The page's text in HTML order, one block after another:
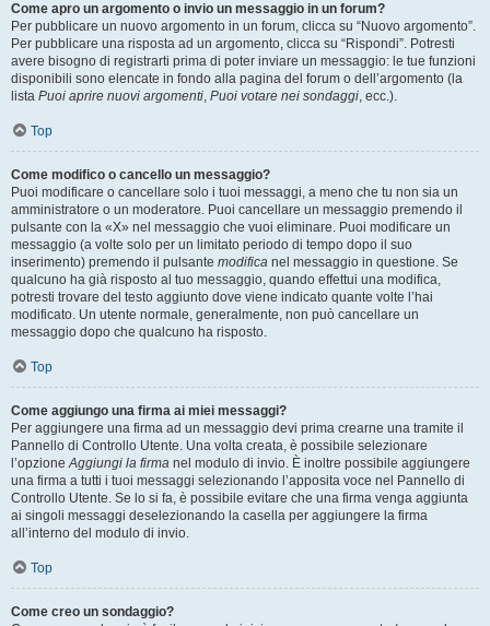
Come apro un argomento o invio un messaggio in un forum?
Per pubblicare un nuovo argomento in un forum, clicca su “Nuovo argomento”.
Per pubblicare una risposta ad un argomento, clicca su “Rispondi”. Potresti
avere bisogno di registrarti prima di poter inviare un messaggio: le tue funzioni
disponibili sono elencate in fondo alla pagina del forum o dell’argomento (la
lista Puoi aprire nuovi argomenti, Puoi votare nei sondaggi, ecc.).
Top
Come modifico o cancello un messaggio?
Puoi modificare o cancellare solo i tuoi messaggi, a meno che tu non sia un
amministratore o un moderatore. Puoi cancellare un messaggio premendo il
pulsante con la «X» nel messaggio che vuoi eliminare. Puoi modificare un
messaggio (a volte solo per un limitato periodo di tempo dopo il suo
inserimento) premendo il pulsante modifica nel messaggio in questione. Se
qualcuno ha già risposto al tuo messaggio, quando effettui una modifica,
potresti trovare del testo aggiunto dove viene indicato quante volte l’hai
modificato. Un utente normale, generalmente, non può cancellare un
messaggio dopo che qualcuno ha risposto.
Top
Come aggiungo una firma ai miei messaggi?
Per aggiungere una firma ad un messaggio devi prima crearne una tramite il
Pannello di Controllo Utente. Una volta creata, è possibile selezionare
l’opzioneAggiungi la firma nel modulo di invio. È inoltre possibile aggiungere
una firma a tutti i tuoi messaggi selezionando l’apposita voce nel Pannello di
Controllo Utente. Se lo si fa, è possibile evitare che una firma venga aggiunta
ai singoli messaggi deselezionando la casella per aggiungere la firma
all’interno del modulo di invio.
Top
Come creo un sondaggio?